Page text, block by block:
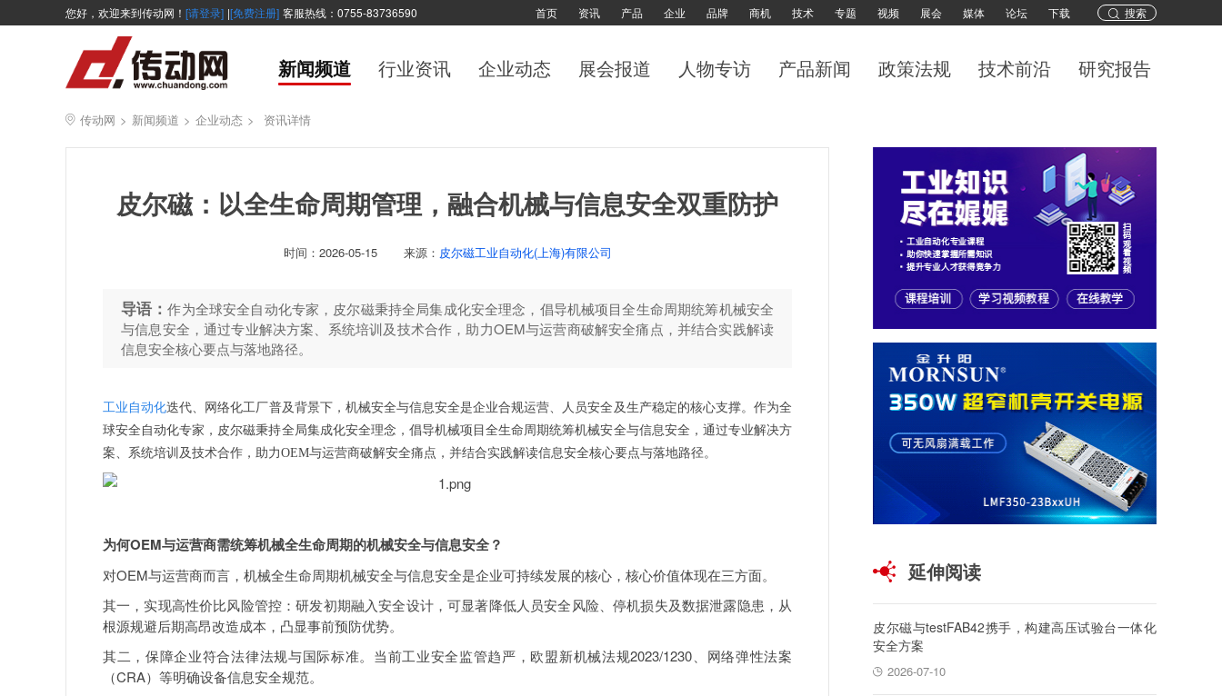
您好，欢迎来到传动网！ [请登录] |[免费注册] 客服热线：0755-83736590 搜索
首页 资讯 产品 企业 品牌 商机 技术 专题 视频 展会 媒体 论坛 下载
新闻频道 行业资讯 企业动态 展会报道 人物专访 产品新闻 政策法规 技术前沿 研究报告
传动网 > 新闻频道 > 企业动态 > 资讯详情
皮尔磁：以全生命周期管理，融合机械与信息安全双重防护
时间： 2026-05-15 来源： 皮尔磁工业自动化(上海)有限公司
导语：作为全球安全自动化专家，皮尔磁秉持全局集成化安全理念，倡导机械项目全生命周期统筹机械安全
与信息安全，通过专业解决方案、系统培训及技术合作，助力OEM与运营商破解安全痛点，并结合实践解读
信息安全核心要点与落地路径。
工业自动化迭代、网络化工厂普及背景下，机械安全与信息安全是企业合规运营、人员安全及生产稳定的核心支撑。作为全
球安全自动化专家，皮尔磁秉持全局集成化安全理念，倡导机械项目全生命周期统筹机械安全与信息安全，通过专业解决方
案、系统培训及技术合作，助力OEM与运营商破解安全痛点，并结合实践解读信息安全核心要点与落地路径。
为何OEM与运营商需统筹机械全生命周期的机械安全与信息安全？
对OEM与运营商而言，机械全生命周期机械安全与信息安全是企业可持续发展的核心，核心价值体现在三方面。
其一，实现高性价比风险管控：研发初期融入安全设计，可显著降低人员安全风险、停机损失及数据泄露隐患，从
根源规避后期高昂改造成本，凸显事前预防优势。
其二，保障企业符合法律法规与国际标准。当前工业安全监管趋严，欧盟新机械法规2023/1230、网络弹性法案
（CRA）等明确设备信息安全规范。
延伸阅读
皮尔磁与testFAB42携手，构建高压试验台一体化
安全方案
2026-07-10